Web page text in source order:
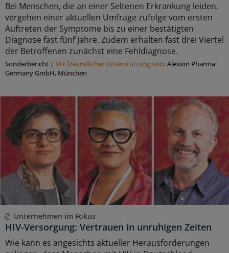
Bei Menschen, die an einer Seltenen Erkrankung leiden,
vergehen einer aktuellen Umfrage zufolge vom ersten
Auftreten der Symptome bis zu einer bestätigten
Diagnose fast fünf Jahre. Zudem erhalten fast drei Viertel
der Betroffenen zunächst eine Fehldiagnose.
Sonderbericht | Mit freundlicher Unterstützung von:Alexion Pharma
Germany GmbH, München
Unternehmen im Fokus
HIV-Versorgung: Vertrauen in unruhigen Zeiten
Wie kann es angesichts aktueller Herausforderungen